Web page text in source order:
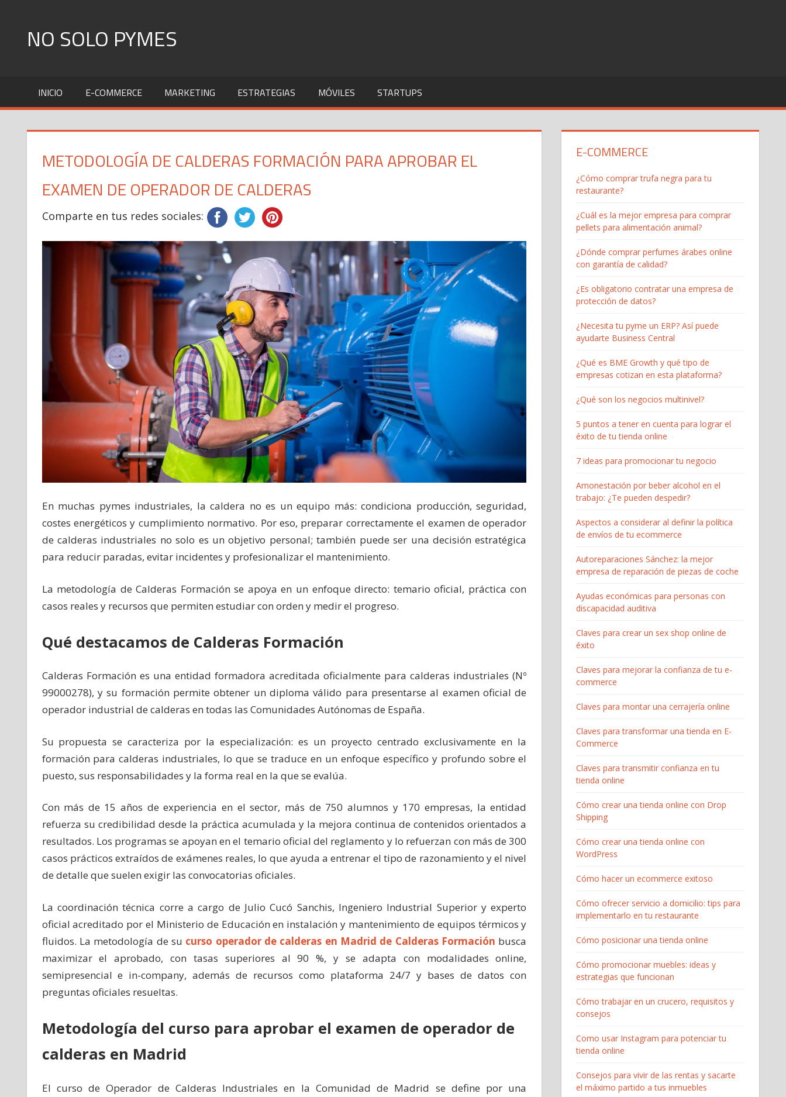
contentNO SOLO PYMES
que
una
saber
INICIO E-COMMERCE MARKETING ESTRATEGIAS MÓVILES STARTUPS
METODOLOGÍA DE CALDERAS FORMACIÓN PARA APROBAR EL
EXAMEN DE OPERADOR DE CALDERAS
Comparte en tus redes sociales:
En muchas pymes industriales, la caldera no es un equipo más: condiciona producción, seguridad,
costes energéticos y cumplimiento normativo. Por eso, preparar correctamente el examen de operador
de calderas industriales no solo es un objetivo personal; también puede ser una decisión estratégica
para reducir paradas, evitar incidentes y profesionalizar el mantenimiento.
La metodología de Calderas Formación se apoya en un enfoque directo: temario oficial, práctica con
casos reales y recursos que permiten estudiar con orden y medir el progreso.
Qué destacamos de Calderas Formación
Calderas Formación es una entidad formadora acreditada oficialmente para calderas industriales (Nº
99000278), y su formación permite obtener un diploma válido para presentarse al examen oficial de
operador industrial de calderas en todas las Comunidades Autónomas de España.
Su propuesta se caracteriza por la especialización: es un proyecto centrado exclusivamente en la
formación para calderas industriales, lo que se traduce en un enfoque específico y profundo sobre el
puesto, sus responsabilidades y la forma real en la que se evalúa.
Con más de 15 años de experiencia en el sector, más de 750 alumnos y 170 empresas, la entidad
refuerza su credibilidad desde la práctica acumulada y la mejora continua de contenidos orientados a
resultados. Los programas se apoyan en el temario oficial del reglamento y lo refuerzan con más de 300
casos prácticos extraídos de exámenes reales, lo que ayuda a entrenar el tipo de razonamiento y el nivel
de detalle que suelen exigir las convocatorias oficiales.
La coordinación técnica corre a cargo de Julio Cucó Sanchis, Ingeniero Industrial Superior y experto
oficial acreditado por el Ministerio de Educación en instalación y mantenimiento de equipos térmicos y
fluidos. La metodología de su curso operador de calderas en Madrid de Calderas Formación busca
maximizar el aprobado, con tasas superiores al 90 %, y se adapta con modalidades online,
semipresencial e in-company, además de recursos como plataforma 24/7 y bases de datos con
preguntas oficiales resueltas.
Metodología del curso para aprobar el examen de operador de
calderas en Madrid
El curso de Operador de Calderas Industriales en la Comunidad de Madrid se define por una
E-COMMERCE
¿Cómo comprar trufa negra para tu
restaurante?
¿Cuál es la mejor empresa para comprar
pellets para alimentación animal?
¿Dónde comprar perfumes árabes online
con garantía de calidad?
¿Es obligatorio contratar una empresa de
protección de datos?
¿Necesita tu pyme un ERP? Así puede
ayudarte Business Central
¿Qué es BME Growth y qué tipo de
empresas cotizan en esta plataforma?
¿Qué son los negocios multinivel?
5 puntos a tener en cuenta para lograr el
éxito de tu tienda online
7 ideas para promocionar tu negocio
Amonestación por beber alcohol en el
trabajo: ¿Te pueden despedir?
Aspectos a considerar al definir la política
de envíos de tu ecommerce
Autoreparaciones Sánchez: la mejor
empresa de reparación de piezas de coche
Ayudas económicas para personas con
discapacidad auditiva
Claves para crear un sex shop online de
éxito
Claves para mejorar la confianza de tu e-
commerce
Claves para montar una cerrajería online
Claves para transformar una tienda en E-
Commerce
Claves para transmitir confianza en tu
tienda online
Cómo crear una tienda online con Drop
Shipping
Cómo crear una tienda online con
WordPress
Cómo hacer un ecommerce exitoso
Cómo ofrecer servicio a domicilio: tips para
implementarlo en tu restaurante
Cómo posicionar una tienda online
Cómo promocionar muebles: ideas y
estrategias que funcionan
Cómo trabajar en un crucero, requisitos y
consejos
Como usar Instagram para potenciar tu
tienda online
Consejos para vivir de las rentas y sacarte
el máximo partido a tus inmuebles